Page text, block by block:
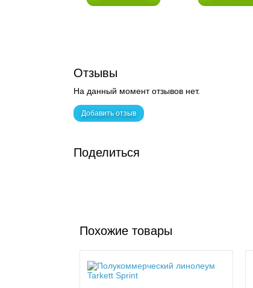
Отзывы
На данный момент отзывов нет.
Добавить отзыв
Поделиться
Похожие товары